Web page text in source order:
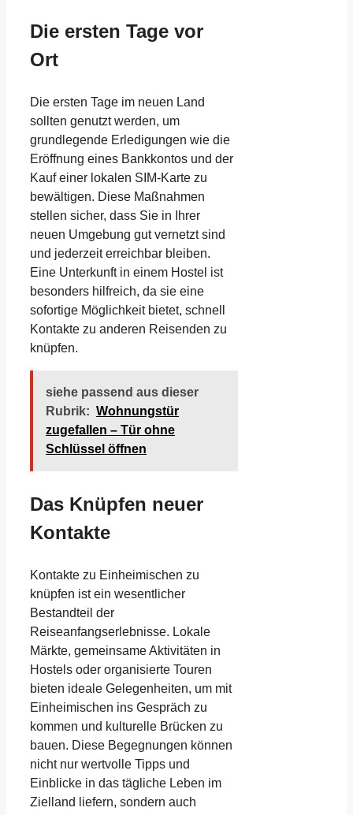
Die ersten Tage vor
Ort
Die ersten Tage im neuen Land
sollten genutzt werden, um
grundlegende Erledigungen wie die
Eröffnung eines Bankkontos und der
Kauf einer lokalen SIM-Karte zu
bewältigen. Diese Maßnahmen
stellen sicher, dass Sie in Ihrer
neuen Umgebung gut vernetzt sind
und jederzeit erreichbar bleiben.
Eine Unterkunft in einem Hostel ist
besonders hilfreich, da sie eine
sofortige Möglichkeit bietet, schnell
Kontakte zu anderen Reisenden zu
knüpfen.
siehe passend aus dieser
Rubrik: Wohnungstür
zugefallen – Tür ohne
Schlüssel öffnen
Das Knüpfen neuer
Kontakte
Kontakte zu Einheimischen zu
knüpfen ist ein wesentlicher
Bestandteil der
Reiseanfangserlebnisse. Lokale
Märkte, gemeinsame Aktivitäten in
Hostels oder organisierte Touren
bieten ideale Gelegenheiten, um mit
Einheimischen ins Gespräch zu
kommen und kulturelle Brücken zu
bauen. Diese Begegnungen können
nicht nur wertvolle Tipps und
Einblicke in das tägliche Leben im
Zielland liefern, sondern auch